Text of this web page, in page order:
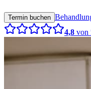
Termin buchen
4,8 von